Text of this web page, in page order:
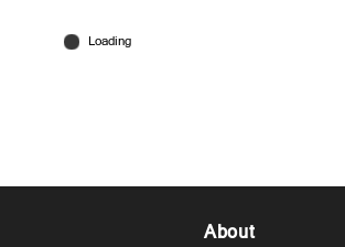
പെരുമാറി, ബാന്ദ്രയിൽ
പോയത് അപമാനവും
About